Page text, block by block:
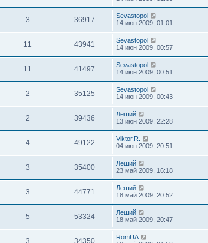
3 36917
Sevastopol
14 июн 2009, 01:01
11 43941
Sevastopol
14 июн 2009, 00:57
11 41497
Sevastopol
14 июн 2009, 00:51
2 35125
Sevastopol
14 июн 2009, 00:43
2 39436
Леший
13 июн 2009, 22:28
4 49122
Viktor.R.
04 июн 2009, 20:51
3 35400
Леший
23 май 2009, 16:18
3 44771
Леший
18 май 2009, 20:52
5 53324
Леший
18 май 2009, 20:47
3 34350
RomUA